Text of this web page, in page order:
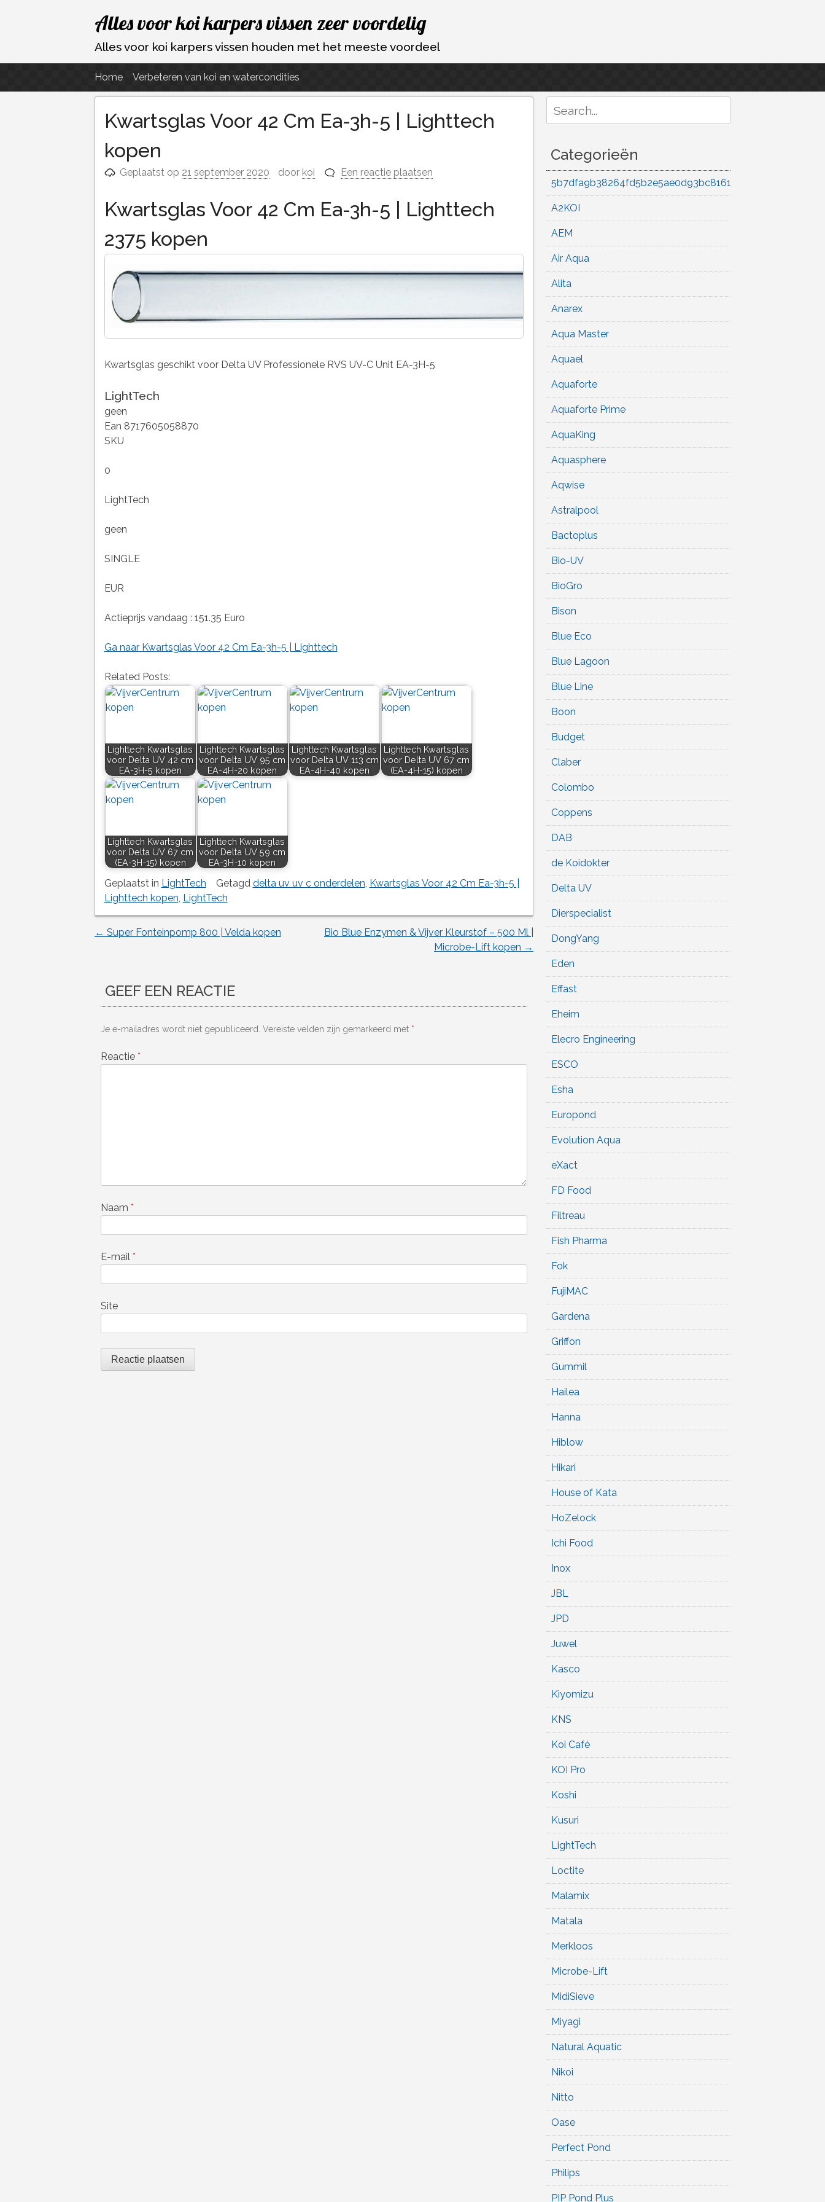
Ga
naar
de
Alles voor koi karpers vissen zeer voordelig
Alles voor koi karpers vissen houden met het meeste voordeel
Home Verbeteren van koi en watercondities
Kwartsglas Voor 42 Cm Ea-3h-5 | Lighttech
kopen
Geplaatst op 21 september 2020 door koi Een reactie plaatsen
Kwartsglas Voor 42 Cm Ea-3h-5 | Lighttech
2375 kopen
Kwartsglas geschikt voor Delta UV Professionele RVS UV-C Unit EA-3H-5
LightTech
geen
Ean 8717605058870
SKU
0
LightTech
geen
SINGLE
EUR
Actieprijs vandaag : 151.35 Euro
Ga naar Kwartsglas Voor 42 Cm Ea-3h-5 | Lighttech
Related Posts:
Lighttech Kwartsglas
voor Delta UV 42 cm
EA-3H-5 kopen
Lighttech Kwartsglas
voor Delta UV 95 cm
EA-4H-20 kopen
Lighttech Kwartsglas
voor Delta UV 113 cm
EA-4H-40 kopen
Lighttech Kwartsglas
voor Delta UV 67 cm
(EA-4H-15) kopen
Lighttech Kwartsglas
voor Delta UV 67 cm
(EA-3H-15) kopen
Lighttech Kwartsglas
voor Delta UV 59 cm
EA-3H-10 kopen
Geplaatst in LightTech Getagd delta uv uv c onderdelen, Kwartsglas Voor 42 Cm Ea-3h-5 |
Lighttech kopen, LightTech
Berichtnavigatie
← Super Fonteinpomp 800 | Velda kopen
Bio Blue Enzymen & Vijver Kleurstof – 500 Ml |
Microbe-Lift kopen →
GEEF EEN REACTIE
Je e-mailadres wordt niet gepubliceerd. Vereiste velden zijn gemarkeerd met *
Reactie *
Naam *
E-mail *
Site
for:
Categorieën
5b7dfa9b38264fd5b2e5ae0d93bc8161
A2KOI
AEM
Air Aqua
Alita
Anarex
Aqua Master
Aquael
Aquaforte
Aquaforte Prime
AquaKing
Aquasphere
Aqwise
Astralpool
Bactoplus
Bio-UV
BioGro
Bison
Blue Eco
Blue Lagoon
Blue Line
Boon
Budget
Claber
Colombo
Coppens
DAB
de Koidokter
Delta UV
Dierspecialist
DongYang
Eden
Effast
Eheim
Elecro Engineering
ESCO
Esha
Europond
Evolution Aqua
eXact
FD Food
Filtreau
Fish Pharma
Fok
FujiMAC
Gardena
Griffon
Gummil
Hailea
Hanna
Hiblow
Hikari
House of Kata
HoZelock
Ichi Food
Inox
JBL
JPD
Juwel
Kasco
Kiyomizu
KNS
Koi Café
KOI Pro
Koshi
Kusuri
LightTech
Loctite
Malamix
Matala
Merkloos
Microbe-Lift
MidiSieve
Miyagi
Natural Aquatic
Nikoi
Nitto
Oase
Perfect Pond
Philips
PIP Pond Plus